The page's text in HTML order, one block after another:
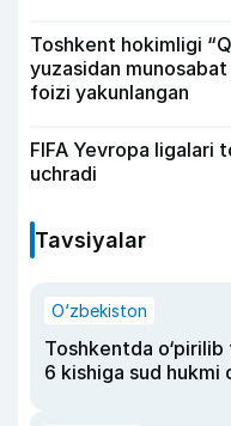
Toshkent hokimligi
yuzasidan
foizi yakunlangan
FIFA Yevropa ligalari
uchradi
Tavsiyalar
O‘zbekiston
Toshkentda o‘pirilib
6 kishiga sud hukmi